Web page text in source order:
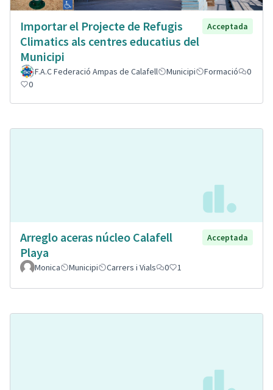
Importar el Projecte de Refugis
Climatics als centres educatius del
Municipi
Acceptada
F.A.C Federació Ampas de Calafell Municipi Formació
0
0
Arreglo aceras núcleo Calafell
Playa
Acceptada
Monica Municipi Carrers i Vials 0 1